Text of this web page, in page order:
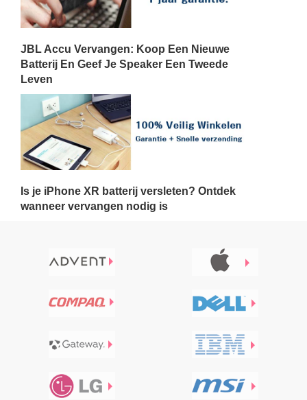
JBL Accu Vervangen: Koop Een Nieuwe
Batterij En Geef Je Speaker Een Tweede
Leven
Is je iPhone XR batterij versleten? Ontdek
wanneer vervangen nodig is